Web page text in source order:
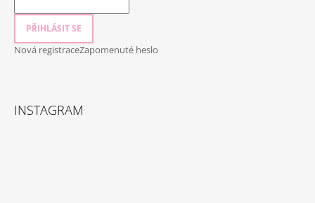
PŘIHLÁSIT SE
Nová registraceZapomenuté heslo
INSTAGRAM